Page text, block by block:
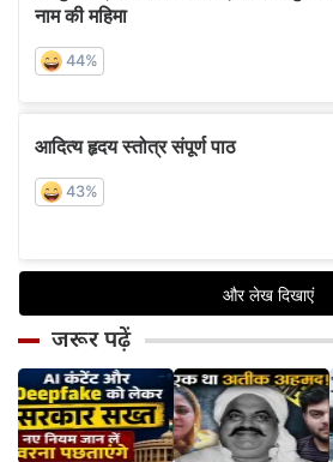
जरूर पढ़ें